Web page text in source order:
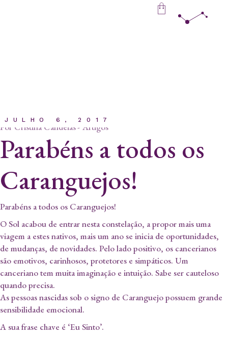
JULHO 6, 2017
Por Cristina Candeias Artigos
Parabéns a todos os
Caranguejos!
Parabéns a todos os Caranguejos!
O Sol acabou de entrar nesta constelação, a propor mais uma
viagem a estes nativos, mais um ano se inicia de oportunidades,
de mudanças, de novidades. Pelo lado positivo, os cancerianos
são emotivos, carinhosos, protetores e simpáticos. Um
canceriano tem muita imaginação e intuição. Sabe ser cauteloso
quando precisa.
As pessoas nascidas sob o signo de Caranguejo possuem grande
sensibilidade emocional.
A sua frase chave é ‘Eu Sinto’.